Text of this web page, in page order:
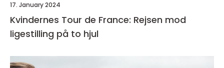
17. January 2024
Kvindernes Tour de France: Rejsen mod
ligestilling på to hjul